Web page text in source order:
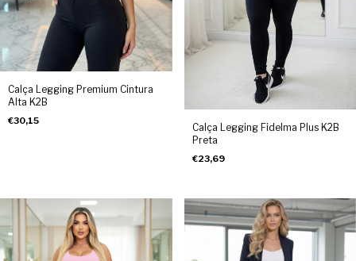
Calça Legging Premium Cintura
Alta K2B
€30,15
Calça Legging Fidelma Plus K2B
Preta
€23,69